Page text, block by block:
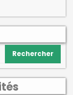
Rechercher